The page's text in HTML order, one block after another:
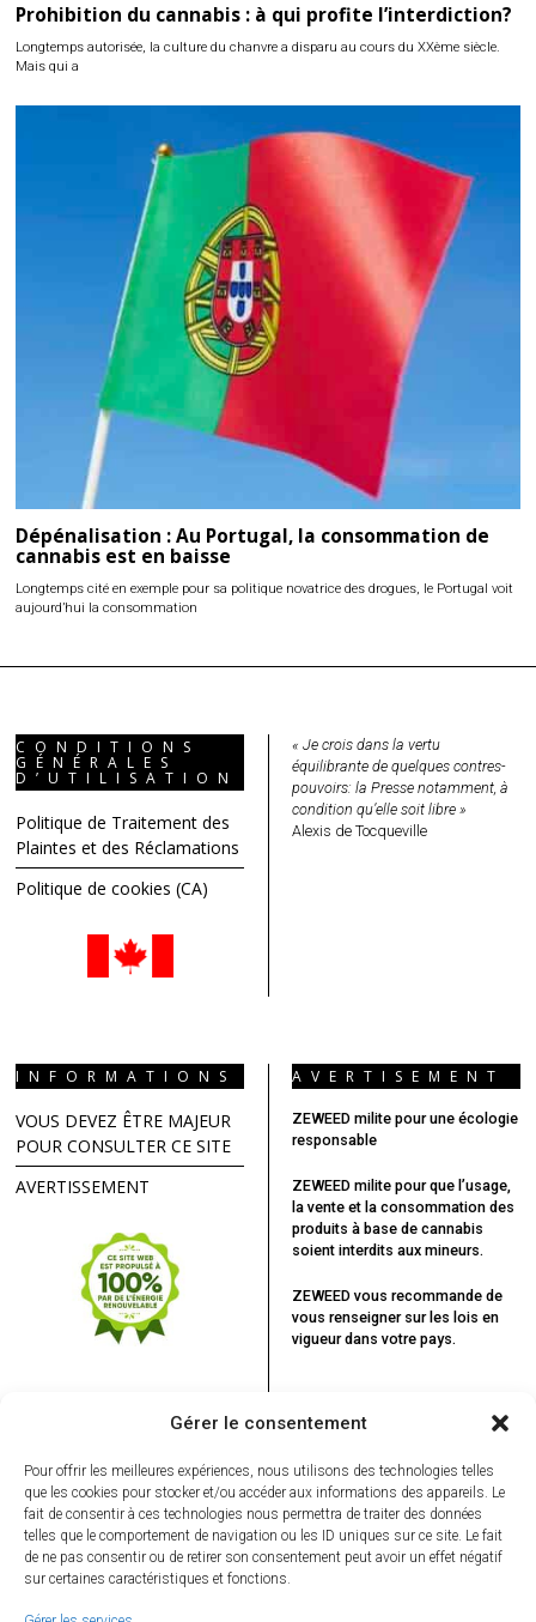
Gérer le consentement
Pour offrir les meilleures expériences, nous utilisons des technologies telles
que les cookies pour stocker et/ou accéder aux informations des appareils. Le
fait de consentir à ces technologies nous permettra de traiter des données
telles que le comportement de navigation ou les ID uniques sur ce site. Le fait
de ne pas consentir ou de retirer son consentement peut avoir un effet négatif
sur certaines caractéristiques et fonctions.
Prohibition du cannabis : à qui profite l’interdiction?
Longtemps autorisée, la culture du chanvre a disparu au cours du XXème siècle.
Mais qui a
Dépénalisation : Au Portugal, la consommation de
cannabis est en baisse
Longtemps cité en exemple pour sa politique novatrice des drogues, le Portugal voit
aujourd’hui la consommation
CONDITIONS
GÉNÉRALES
D’UTILISATION
Politique de Traitement des
Plaintes et des Réclamations
Politique de cookies (CA)
« Je crois dans la vertu
équilibrante de quelques contres-
pouvoirs: la Presse notamment, à
condition qu’elle soit libre »
Alexis de Tocqueville
INFORMATIONS
VOUS DEVEZ ÊTRE MAJEUR
POUR CONSULTER CE SITE
AVERTISSEMENT
AVERTISEMENT
ZEWEED milite pour une écologie
responsable
ZEWEED milite pour que l’usage,
la vente et la consommation des
produits à base de cannabis
soient interdits aux mineurs.
ZEWEED vous recommande de
vous renseigner sur les lois en
vigueur dans votre pays.